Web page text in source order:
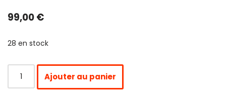
99,00€
28 en stock
Ajouter au panier